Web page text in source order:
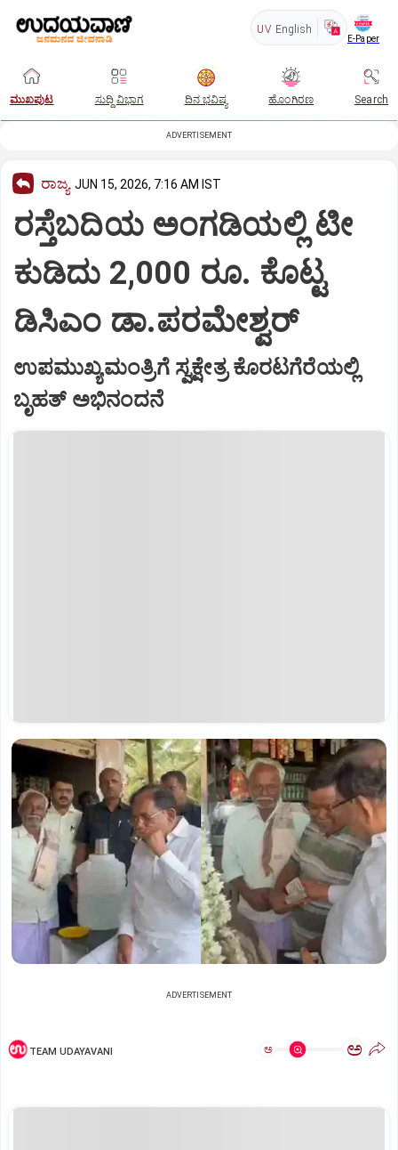
UV English
E-Paper
ಮುಖಪುಟ ಸುದ್ದಿ ವಿಭಾಗ ದಿನ ಭವಿಷ್ಯ ಹೊಂಗಿರಣ Search
ADVERTISEMENT
ರಾಜ್ಯ JUN 15, 2026, 7:16 AM IST
ರಸ್ತೆಬದಿಯ ಅಂಗಡಿಯಲ್ಲಿ ಟೀ
ಕುಡಿದು 2,000 ರೂ. ಕೊಟ್ಟ
ಡಿಸಿಎಂ ಡಾ.ಪರಮೇಶ್ವರ್‌
ಉಪಮುಖ್ಯಮಂತ್ರಿಗೆ ಸ್ವಕ್ಷೇತ್ರ ಕೊರಟಗೆರೆಯಲ್ಲಿ
ಬೃಹತ್‌ ಅಭಿನಂದನೆ
ADVERTISEMENT
TEAM UDAYAVANI ಅ ಅ